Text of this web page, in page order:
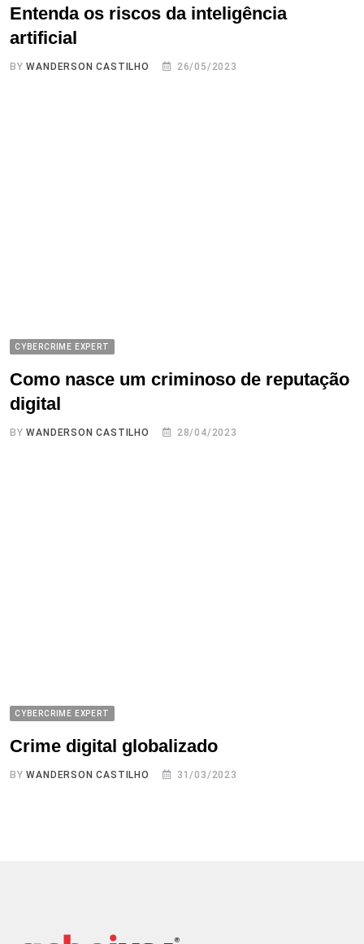
Entenda os riscos da inteligência
artificial
BYWANDERSON CASTILHO 26/05/2023
CYBERCRIME EXPERT
Como nasce um criminoso de reputação
digital
BYWANDERSON CASTILHO 28/04/2023
CYBERCRIME EXPERT
Crime digital globalizado
BYWANDERSON CASTILHO 31/03/2023